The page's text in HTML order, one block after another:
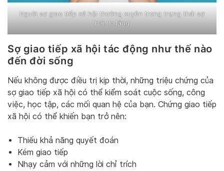
Người sợ giao tiếp xã hội thường xuyên trong trạng thái sợ
hãi, lo lắng
Sợ giao tiếp xã hội tác động như thế nào
đến đời sống
Nếu không được điều trị kịp thời, những triệu chứng của
sợ giao tiếp xã hội có thể kiểm soát cuộc sống, công
việc, học tập, các mối quan hệ của bạn. Chứng giao tiếp
xã hội có thể khiến bạn trở nên:
Thiếu khả năng quyết đoán
Kém giao tiếp
Nhạy cảm với những lời chỉ trích